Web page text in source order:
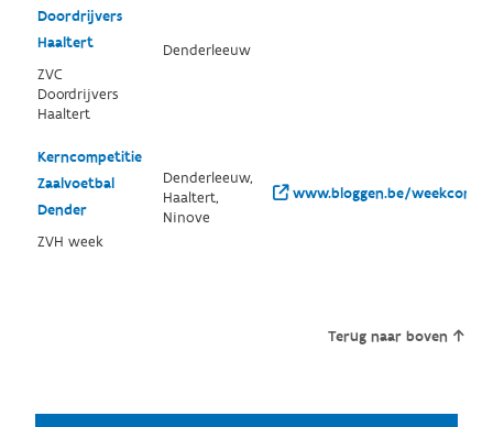
Doordrijvers
Haaltert
ZVC
Doordrijvers
Haaltert
Denderleeuw
Kerncompetitie
Zaalvoetbal
Dender
ZVH week
Denderleeuw,
Haaltert,
Ninove
www.bloggen.be/
Terug naar boven